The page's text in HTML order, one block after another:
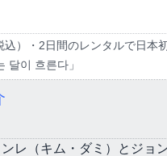
）・2日間のレンタルで日本
달이 흐른다」
レ（キム・ダミ）とジョ